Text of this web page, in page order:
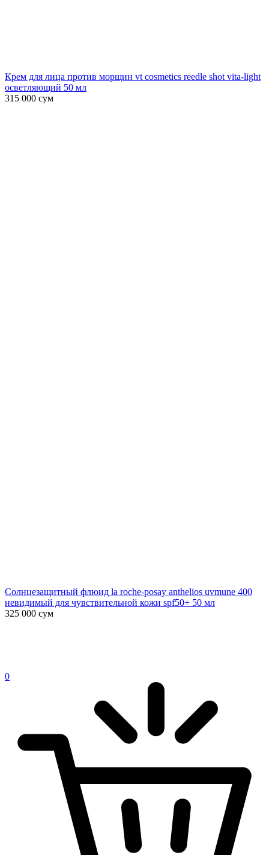
Крем для лица против морщин vt cosmetics reedle shot vita-light
осветляющий 50 мл
315 000 сум
Солнцезащитный флюид la roche-posay anthelios uvmune 400
невидимый для чувствительной кожи spf50+ 50 мл
325 000 сум
0